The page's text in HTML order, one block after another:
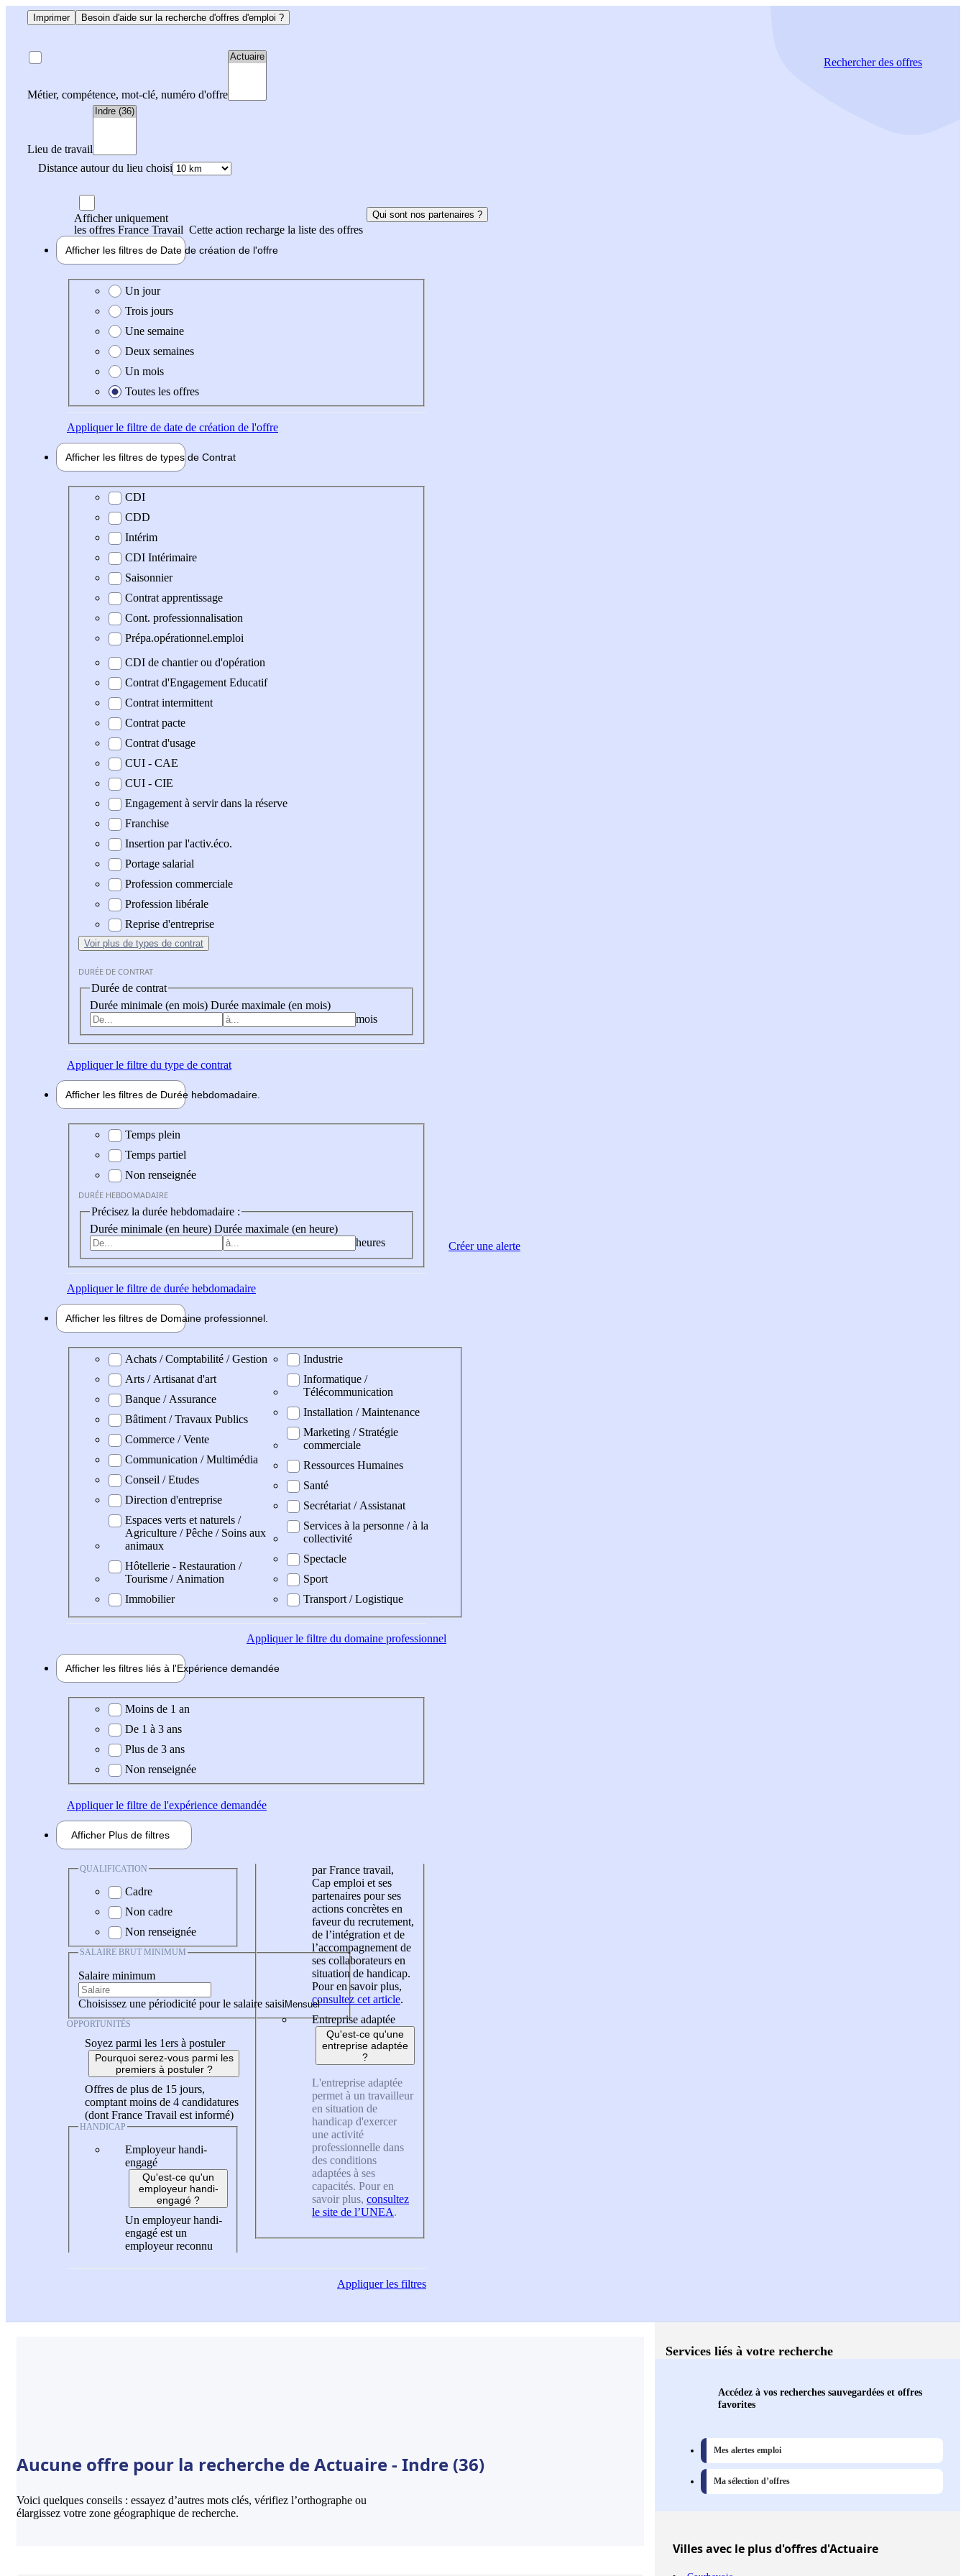
Imprimer Besoin d'aide sur la recherche d'offres d'emploi ?
Métier, compétence, mot-clé, numéro d'offre
Lieu de travail
Distance autour du lieu choisi
Rechercherdes offres
Afficher uniquement
les offres France Travail Cette action recharge la liste des offres
Qui sont nos partenaires ?
Afficher les filtres de Date de création de l'offre
Date de création de l'offre
Un jour
Trois jours
Une semaine
Deux semaines
Un mois
Toutes les offres
Appliquerle filtre de date de création de l'offre
Afficher les filtres de types de Contrat
Type de contrat
CDI
CDD
Intérim
CDI Intérimaire
Saisonnier
Contrat apprentissage
Cont. professionnalisation
Prépa.opérationnel.emploi
CDI de chantier ou d'opération
Contrat d'Engagement Educatif
Contrat intermittent
Contrat pacte
Contrat d'usage
CUI - CAE
CUI - CIE
Engagement à servir dans la réserve
Franchise
Insertion par l'activ.éco.
Portage salarial
Profession commerciale
Profession libérale
Reprise d'entreprise
Voir plus de types de contrat
DURÉE DE CONTRAT
Durée de contrat
Durée minimale (en mois) Durée maximale (en mois)
mois
Appliquerle filtre du type de contrat
Afficher les filtres de Durée hebdomadaire
Durée hebdomadaire
Temps plein
Temps partiel
Non renseignée
DURÉE HEBDOMADAIRE
Précisez la durée hebdomadaire :
Durée minimale (en heure) Durée maximale (en heure)
heures
Appliquerle filtre de durée hebdomadaire
Afficher les filtres de Domaine professionnel
Domaine professionel
Achats / Comptabilité / Gestion
Arts / Artisanat d'art
Banque / Assurance
Bâtiment / Travaux Publics
Commerce / Vente
Communication / Multimédia
Conseil / Etudes
Direction d'entreprise
Espaces verts et naturels /
Agriculture / Pêche / Soins aux
animaux
Hôtellerie - Restauration /
Tourisme / Animation
Immobilier
Industrie
Informatique /
Télécommunication
Installation / Maintenance
Marketing / Stratégie
commerciale
Ressources Humaines
Santé
Secrétariat / Assistanat
Services à la personne / à la
collectivité
Spectacle
Sport
Transport / Logistique
Appliquerle filtre du domaine professionnel
Afficher les filtres liés à l'Expérience demandée
Expérience demandée
Moins de 1 an
De 1 à 3 ans
Plus de 3 ans
Non renseignée
Appliquerle filtre de l'expérience demandée
Afficher Plus de filtres
QUALIFICATION
Cadre
Non cadre
Non renseignée
SALAIRE BRUT MINIMUM
Salaire minimum
Choisissez une périodicité pour le salaire saisi
OPPORTUNITÉS
Soyez parmi les 1ers à postuler
Pourquoi serez-vous parmi les
premiers à postuler ?
Offres de plus de 15 jours,
comptant moins de 4 candidatures
(dont France Travail est informé)
HANDICAP
Employeur handi-
engagé
Qu'est-ce qu'un
employeur handi-
engagé ?
Un employeur handi-
engagé est un
employeur reconnu
par France travail,
Cap emploi et ses
partenaires pour ses
actions concrètes en
faveur du recrutement,
de l’intégration et de
l’accompagnement de
ses collaborateurs en
situation de handicap.
Pour en savoir plus,
consultez cet article.
Entreprise adaptée
Qu'est-ce qu'une
entreprise adaptée
?
L'entreprise adaptée
permet à un travailleur
en situation de
handicap d'exercer
une activité
professionnelle dans
des conditions
adaptées à ses
capacités. Pour en
savoir plus, consultez
le site de l’UNEA.
Appliquerles filtres
Créer une alerte
Aucune offre pour la recherche de Actuaire - Indre (36)
Voici quelques conseils : essayez d’autres mots clés, vérifiez l’orthographe ou
élargissez votre zone géographique de recherche.
Services liés à votre recherche
Accédez à vos recherches sauvegardées et offres
favorites
Mes alertes emploi
Ma sélection d’offres
Villesavec le plus d'offres d'Actuaire